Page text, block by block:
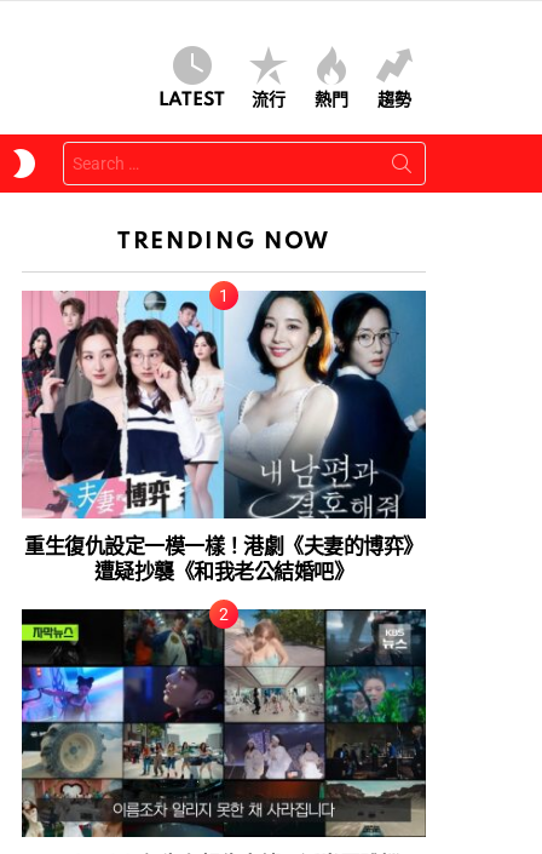
LATEST 流行 熱門 趨勢
SKIN
Search
for:
TRENDING NOW
重生復仇設定一模一樣！港劇《夫妻的博弈》
遭疑抄襲《和我老公結婚吧》